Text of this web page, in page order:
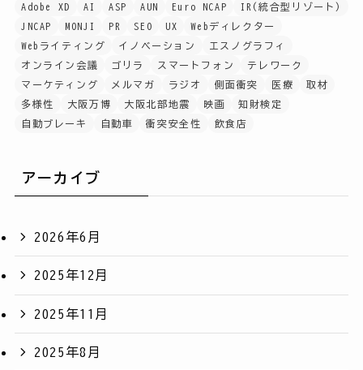
Adobe XD AI ASP AUN Euro NCAP
IR(統合型リゾート)
JNCAP
MONJI PR SEO UX
Webディレクター
Webライティング
イノベーション
エスノグラフィ
オンライン会議
ゴリラ スマートフォン
テレワーク
マーケティング
メルマガ ラジオ 側面衝突 医療
取材
多様性
大阪万博 大阪北部地震 映画
知財検定
自動ブレーキ
自動車 衝突安全性 飲食店
アーカイブ
2026年6月
2025年12月
2025年11月
2025年8月